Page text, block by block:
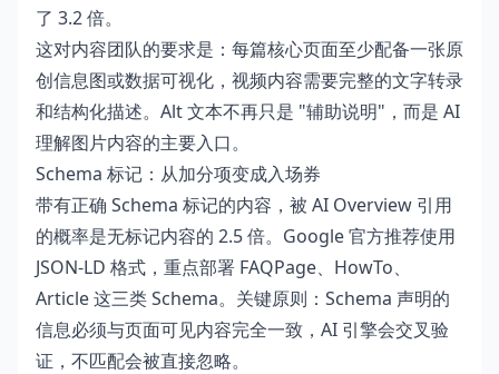
了 3.2 倍。
这对内容团队的要求是：每篇核心页面至少配备一张原
创信息图或数据可视化，视频内容需要完整的文字转录
和结构化描述。Alt 文本不再只是 "辅助说明"，而是 AI
理解图片内容的主要入口。
Schema 标记：从加分项变成入场券
带有正确 Schema 标记的内容，被 AI Overview 引用
的概率是无标记内容的 2.5 倍。Google 官方推荐使用
JSON-LD 格式，重点部署 FAQPage、HowTo、
Article 这三类 Schema。关键原则：Schema 声明的
信息必须与页面可见内容完全一致，AI 引擎会交叉验
证，不匹配会被直接忽略。